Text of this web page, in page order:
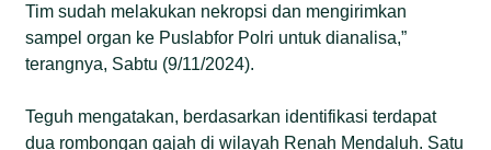
Tim sudah melakukan nekropsi dan mengirimkan
sampel organ ke Puslabfor Polri untuk dianalisa,”
terangnya, Sabtu (9/11/2024).
Teguh mengatakan, berdasarkan identifikasi terdapat
dua rombongan gajah di wilayah Renah Mendaluh. Satu